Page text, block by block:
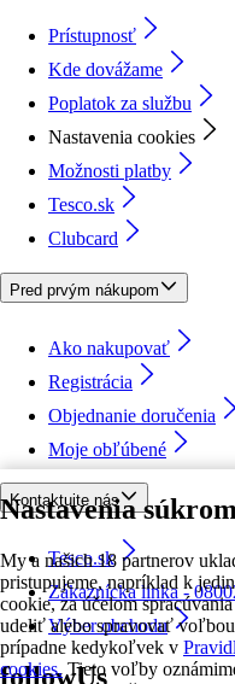
Nastavenia
My a našich 18 partnerov
pristupujeme, napríklad k
cookie, za účelom
udeliť alebo spravovať
prípadne kedykoľvek v
cookies. Tieto voľby
Prístupnosť
Kde dovážame
Poplatok za službu
Nastavenia cookies
Možnosti platby
Tesco.sk
Clubcard
Pred prvým nákupom
Ako nakupovať
Registrácia
Objednanie doručenia
Moje obľúbené
Kontaktujte nás
Tesco.sk
Zákaznícka linka -
Výber obchodu
followUs